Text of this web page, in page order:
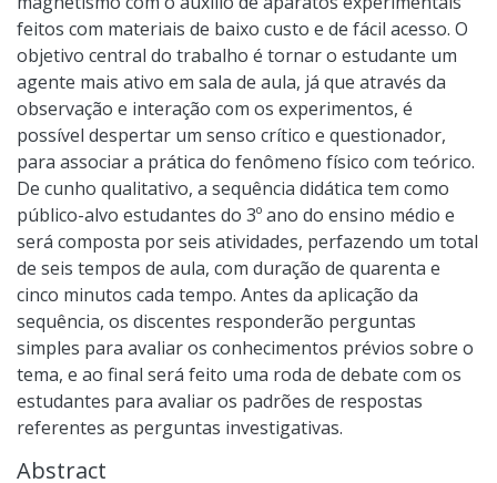
feitos com materiais de baixo custo e de fácil acesso. O
objetivo central do trabalho é tornar o estudante um
agente mais ativo em sala de aula, já que através da
observação e interação com os experimentos, é
possível despertar um senso crítico e questionador,
para associar a prática do fenômeno físico com teórico.
De cunho qualitativo, a sequência didática tem como
público-alvo estudantes do 3º ano do ensino médio e
será composta por seis atividades, perfazendo um total
de seis tempos de aula, com duração de quarenta e
cinco minutos cada tempo. Antes da aplicação da
sequência, os discentes responderão perguntas
simples para avaliar os conhecimentos prévios sobre o
tema, e ao final será feito uma roda de debate com os
estudantes para avaliar os padrões de respostas
referentes as perguntas investigativas.
Abstract